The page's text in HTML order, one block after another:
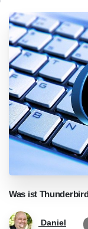
Was ist
Daniel